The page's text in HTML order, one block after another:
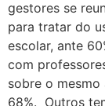
gestores se
para tratar do
escolar, ante
com
sobre o
68%. Outros